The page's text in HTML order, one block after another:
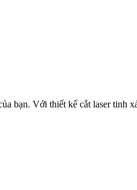
bạn. Với thiết kế cắt laser tinh